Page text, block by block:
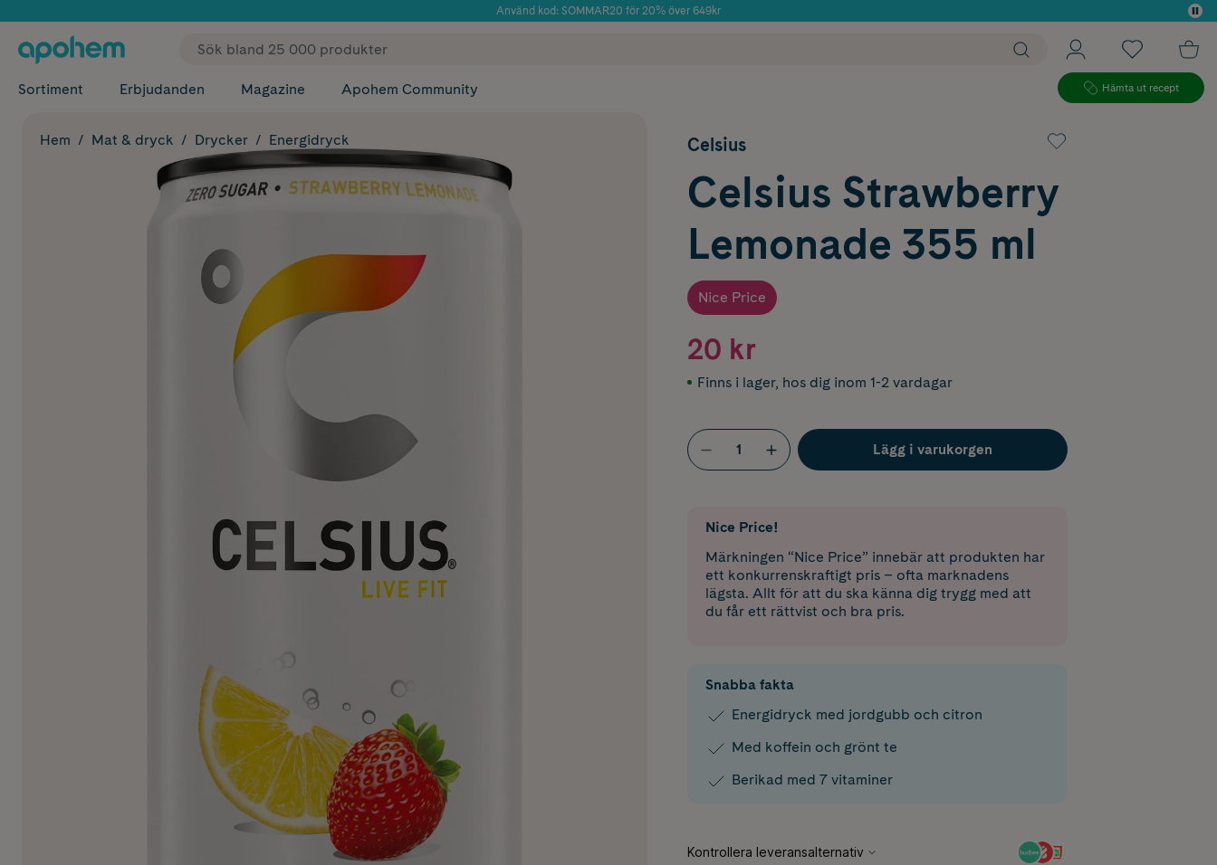
Använd kod: SOMMAR20 för 20% över 649kr
✓ Fri frakt
Sortiment Erbjudanden Magazine Apohem Community Hämta ut recept
Hem Mat & dryck Drycker Energidryck Celsius
Celsius Strawberry
Lemonade 355 ml
Nice Price
20 kr
Finns i lager, hos dig inom 1-2 vardagar
Lägg i varukorgen
Nice Price!
Märkningen “Nice Price” innebär att produkten har
ett konkurrenskraftigt pris – ofta marknadens
lägsta. Allt för att du ska känna dig trygg med att
du får ett rättvist och bra pris.
Snabba fakta
Energidryck med jordgubb och citron
Med koffein och grönt te
Berikad med 7 vitaminer